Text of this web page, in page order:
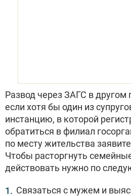
Развод через ЗАГС в другом
если хотя бы один из
инстанцию, в которой
обратиться в филиал
по месту жительства
Чтобы расторгнуть
действовать нужно по
Связаться с мужем и